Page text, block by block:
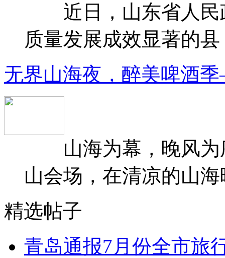
近日，山东省人民
质量发展成效显著的
无界山海夜，醉美啤酒
山海为幕，晚风为
山会场，在清凉的山
精选帖子
青岛通报7月份全市旅